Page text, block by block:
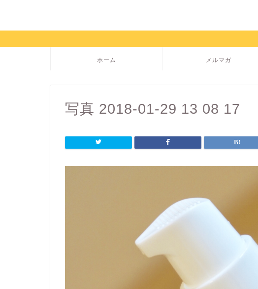
ホーム メルマガ
写真 2018-01-29 13 08 17